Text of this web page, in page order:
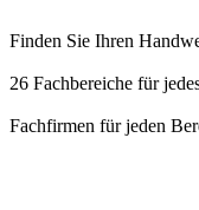
Finden Sie Ihren
26 Fachbereiche für
Fachfirmen für jeden